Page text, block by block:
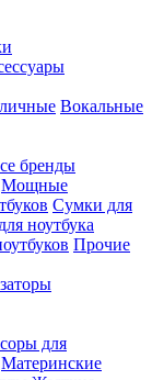
Вокальные
бренды
Мощные
Сумки для
ноутбука
Прочие
для
Материнские